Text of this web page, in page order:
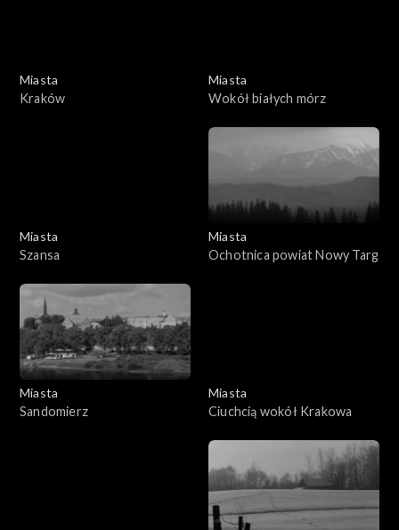
Miasta
Kraków
Miasta
Wokół białych mórz
Miasta
Szansa
Miasta
Ochotnica powiat Nowy Targ
Miasta
Sandomierz
Miasta
Ciuchcią wokół Krakowa